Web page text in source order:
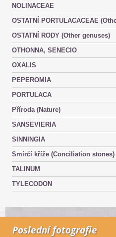
NOLINACEAE
OSTATNÍ PORTULACACEAE
OSTATNÍ RODY (Other genuses)
OTHONNA, SENECIO
OXALIS
PEPEROMIA
PORTULACA
Příroda (Nature)
SANSEVIERIA
SINNINGIA
Smírčí kříže (Conciliation stones)
TALINUM
TYLECODON
Poslední fotografie